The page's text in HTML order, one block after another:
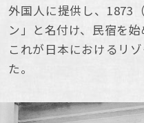
外国人に提供し、1873
ン」と名付け、民宿を始
これが日本におけるリ
た。